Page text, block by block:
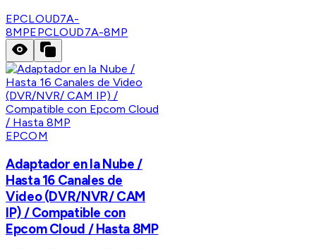
EPCLOUD7A-
8MPEPCLOUD7A-8MP
EPCOM
Adaptador en la Nube /
Hasta 16 Canales de
Video (DVR/NVR/ CAM
IP) / Compatible con
Epcom Cloud / Hasta 8MP